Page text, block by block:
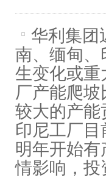
华利集团
南、缅甸、
生变化或
厂产能爬
较大的产能
印尼工厂
明年开始
情影响，投